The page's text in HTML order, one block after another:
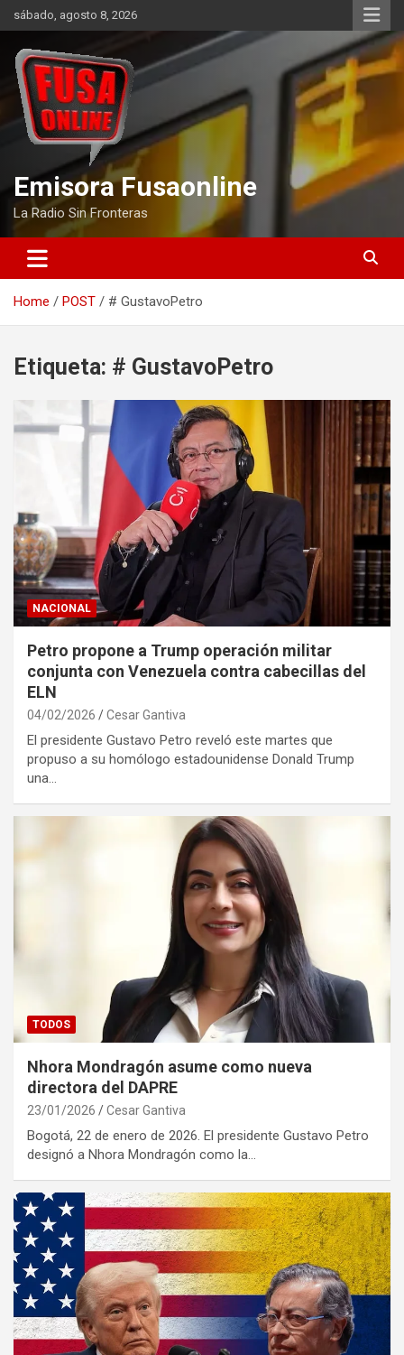
Skip
to
content
sábado, agosto 8, 2026
Emisora Fusaonline
La Radio Sin Fronteras
Home POST # GustavoPetro
Etiqueta: # GustavoPetro
NACIONAL
Petro propone a Trump operación militar
conjunta con Venezuela contra cabecillas del
ELN
04/02/2026 Cesar Gantiva
El presidente Gustavo Petro reveló este martes que
propuso a su homólogo estadounidense Donald Trump
una…
TODOS
Nhora Mondragón asume como nueva
directora del DAPRE
23/01/2026 Cesar Gantiva
Bogotá, 22 de enero de 2026. El presidente Gustavo Petro
designó a Nhora Mondragón como la…